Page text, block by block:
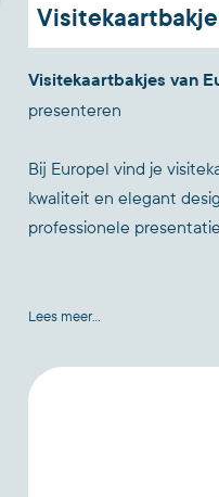
Visitekaartbakjes van
presenteren
Bij Europel vind je
kwaliteit en elegant
professionele
Lees meer...